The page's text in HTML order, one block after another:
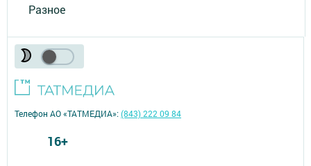
Разное
Телефон АО «ТАТМЕДИА»:(843) 222 09 84
16+